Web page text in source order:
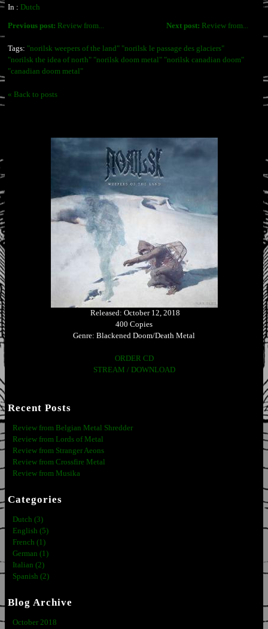
In : Dutch
Next post: Review from...
Previous post: Review from...
Tags: "norilsk weepers of the land" "norilsk le passage des glaciers"
"norilsk the idea of north" "norilsk doom metal" "norilsk canadian doom"
"canadian doom metal"
« Back to posts
Released: October 12, 2018
400 Copies
Genre: Blackened Doom/Death Metal
ORDER CD
STREAM / DOWNLOAD
Recent Posts
Review from Belgian Metal Shredder
Review from Lords of Metal
Review from Stranger Aeons
Review from Crossfire Metal
Review from Musika
Categories
Dutch (3)
English (5)
French (1)
German (1)
Italian (2)
Spanish (2)
Blog Archive
October 2018